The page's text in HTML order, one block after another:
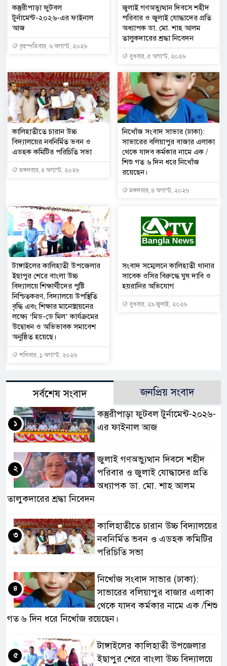
কস্তুরীপাড়া ফুটবল
টুর্নামেন্ট-২০২৬-এর ফাইনাল
আজ
বৃহস্পতিবার, ৬ অগাস্ট, ২০২৬
জুলাই গণঅভ্যুত্থান দিবসে শহীদ
পরিবার ও জুলাই যোদ্ধাদের প্রতি
অধ্যাপক ডা. মো. শাহ আলম
তালুকদারের শ্রদ্ধা নিবেদন
বুধবার, ৫ অগাস্ট, ২০২৬
কালিহাতীতে চারান উচ্চ
বিদ্যালয়ের নবনির্মিত ভবন ও
এডহক কমিটির পরিচিতি সভা
মঙ্গলবার, ৪ অগাস্ট, ২০২৬
নিখোঁজ সংবাদ সাভার (ঢাকা):
সাভারের বলিয়াপুর বাজার এলাকা
থেকে যাদব কর্মকার নামে এক /
শিশু গত ৬ দিন ধরে নিখোঁজ
রয়েছেন।
মঙ্গলবার, ৪ অগাস্ট, ২০২৬
টাঙ্গাইলের কালিহাতী উপজেলার
ইছাপুর শেরে বাংলা উচ্চ
বিদ্যালয়ে শিক্ষার্থীদের পুষ্টি
নিশ্চিতকরণ, বিদ্যালয়ে উপস্থিতি
বৃদ্ধি এবং শিক্ষার মানোন্নয়নের
লক্ষ্যে ‘মিড-ডে মিল’ কার্যক্রমের
উদ্বোধন ও অভিভাবক সমাবেশ
অনুষ্ঠিত হয়েছে।
শনিবার, ১ অগাস্ট, ২০২৬
সংবাদ সম্মেলনে কালিহাতী থানার
সাবেক ওসির বিরুদ্ধে ঘুষ দাবি ও
হয়রানির অভিযোগ
বুধবার, ২৯ জুলাই, ২০২৬
সর্বশেষ সংবাদ জনপ্রিয় সংবাদ
কস্তুরীপাড়া ফুটবল টুর্নামেন্ট-২০২৬-
এর ফাইনাল আজ
১
জুলাই গণঅভ্যুত্থান দিবসে শহীদ
পরিবার ও জুলাই যোদ্ধাদের প্রতি
অধ্যাপক ডা. মো. শাহ আলম
তালুকদারের শ্রদ্ধা নিবেদন
২
কালিহাতীতে চারান উচ্চ বিদ্যালয়ের
নবনির্মিত ভবন ও এডহক কমিটির
পরিচিতি সভা
৩
নিখোঁজ সংবাদ সাভার (ঢাকা):
সাভারের বলিয়াপুর বাজার এলাকা
থেকে যাদব কর্মকার নামে এক /শিশু
গত ৬ দিন ধরে নিখোঁজ রয়েছেন।
৪
টাঙ্গাইলের কালিহাতী উপজেলার
ইছাপুর শেরে বাংলা উচ্চ বিদ্যালয়ে
৫